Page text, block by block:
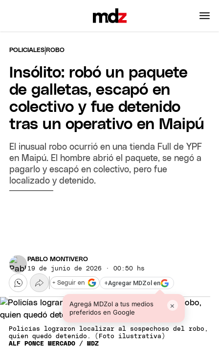
POLICIALES |ROBO
Insólito: robó un paquete
de galletas, escapó en
colectivo y fue detenido
tras un operativo en Maipú
El inusual robo ocurrió en una tienda Full de YPF
en Maipú. El hombre abrió el paquete, se negó a
pagarlo y escapó en colectivo, pero fue
localizado y detenido.
PABLO MONTIVERO
19 de junio de 2026 · 00:50 hs
+Agregar MDZol en
Agregá MDZol a tus medios
preferidos en Google
×
+ Seguir en
Policías lograron localizar al sospechoso del robo,
quien quedó detenido. (Foto ilustrativa)
ALF PONCE MERCADO / MDZ